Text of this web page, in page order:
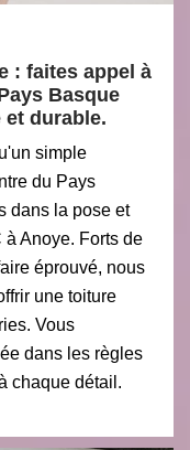
: faites appel à
Basque
durable.
simple
du Pays
dans la pose et
à Anoye. Forts de
éprouvé, nous
une toiture
Vous
dans les règles
chaque détail.